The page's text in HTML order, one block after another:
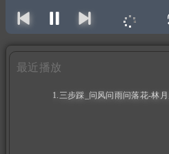
最近播放
1.三步踩_问风问雨问落花-林